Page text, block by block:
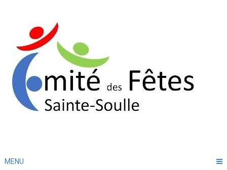
MENU